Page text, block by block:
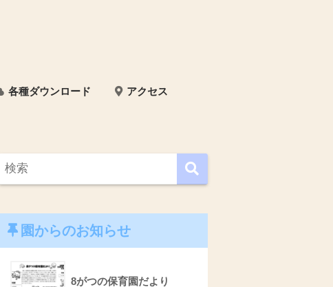
各種ダウンロード アクセス
園からのお知らせ
8がつの保育園だより